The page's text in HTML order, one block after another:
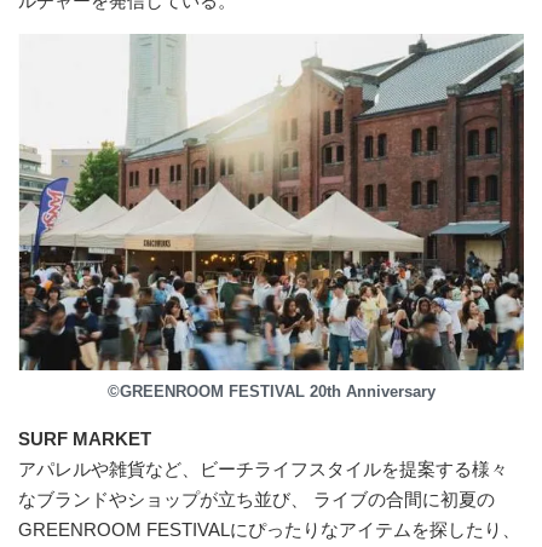
©GREENROOM FESTIVAL 20th Anniversary
SURF MARKET
アパレルや雑貨など、ビーチライフスタイルを提案する様々
なブランドやショップが立ち並び、 ライブの合間に初夏の
GREENROOM FESTIVALにぴったりなアイテムを探したり、